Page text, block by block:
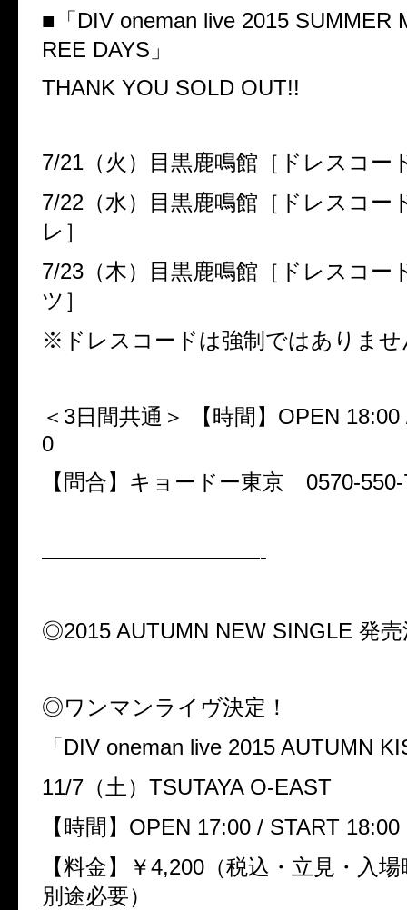
■「DIV oneman live 2015 SUMMER
REE DAYS」
THANK YOU SOLD OUT!!
7/21（火）目黒鹿鳴館［ドレスコー
7/22（水）目黒鹿鳴館［ドレスコー
レ］
7/23（木）目黒鹿鳴館［ドレスコー
ツ］
※ドレスコードは強制ではありませ
＜3日間共通＞ 【時間】OPEN
0
【問合】キョードー東京 0570-
——————————-
◎2015 AUTUMN NEW SINGLE 発売
◎ワンマンライヴ決定！
「DIV oneman live 2015 AUTUMN
11/7（土）TSUTAYA O-EAST
【時間】OPEN 17:00 / START 18:00
【料金】￥4,200（税込・立見・入
別途必要）